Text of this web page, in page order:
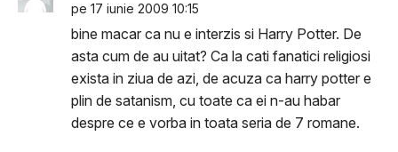
pe 17 iunie 2009 10:15
bine macar ca nu e interzis si Harry Potter. De
asta cum de au uitat? Ca la cati fanatici religiosi
exista in ziua de azi, de acuza ca harry potter e
plin de satanism, cu toate ca ei n-au habar
despre ce e vorba in toata seria de 7 romane.